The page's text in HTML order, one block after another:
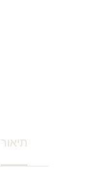
תיאור